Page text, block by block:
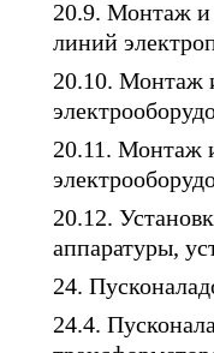
20.9. Монтаж и
линий
20.10. Монтаж
20.11. Монтаж
20.12.
аппаратуры,
24.
24.4.